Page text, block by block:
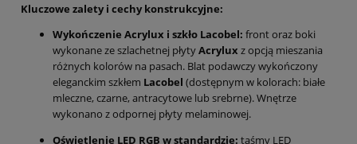
Kluczowe zalety i cechy konstrukcyjne:
Wykończenie Acrylux i szkło Lacobel: front oraz boki
wykonane ze szlachetnej płytyAcrylux z opcją mieszania
różnych kolorów na pasach. Blat podawczy wykończony
eleganckim szkłem Lacobel (dostępnym w kolorach: białe
mleczne, czarne, antracytowe lub srebrne). Wnętrze
wykonano z odpornej płyty melaminowej.
Oświetlenie LED RGB w standardzie: taśmy LED